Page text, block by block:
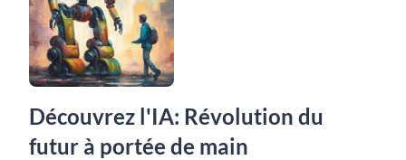
Découvrez l'IA: Révolution du
futur à portée de main